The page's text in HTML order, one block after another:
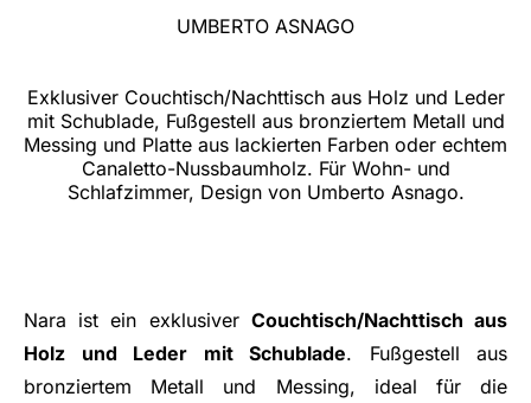
UMBERTO ASNAGO
Exklusiver Couchtisch/Nachttisch aus Holz und Leder
mit Schublade, Fußgestell aus bronziertem Metall und
Messing und Platte aus lackierten Farben oder echtem
Canaletto-Nussbaumholz. Für Wohn- und
Schlafzimmer, Design von Umberto Asnago.
Nara ist ein exklusiver Couchtisch/Nachttisch aus
Holz und Leder mit Schublade. Fußgestell aus
bronziertem Metall und Messing, ideal für die